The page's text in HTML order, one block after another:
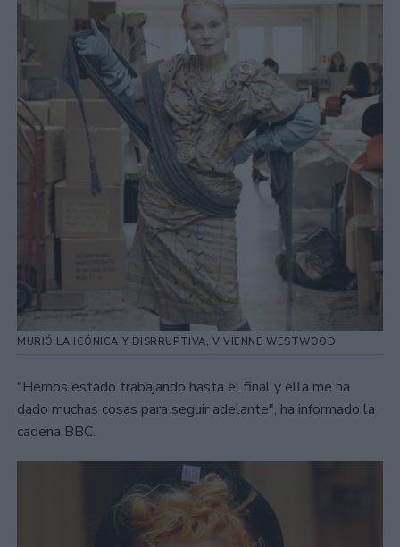
MURIÓ LA ICÓNICA Y DISRRUPTIVA, VIVIENNE WESTWOOD
"Hemos estado trabajando hasta el final y ella me ha
dado muchas cosas para seguir adelante", ha informado la
cadena BBC.